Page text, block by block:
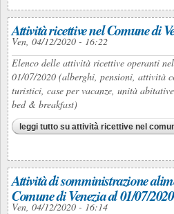
Attività ricettive nel Comune di
Ven, 04/12/2020 - 16:22
Elenco delle attività ricettive operanti
01/07/2020 (alberghi, pensioni, attività
turistici, case per vacanze, unità
bed & breakfast)
leggi tutto su attività ricettive nel
Attività di somministrazione
Comune di Venezia al 01/07/2020
Ven, 04/12/2020 - 16:14